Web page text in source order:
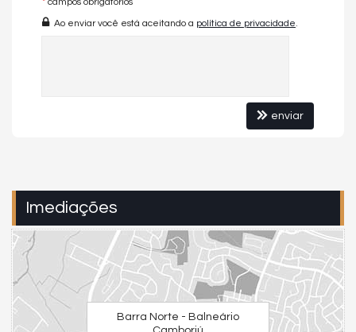
Pool loungeAo enviar você está aceitando a política de privacidade
enviar
Imediações
Barra Norte - Balneário